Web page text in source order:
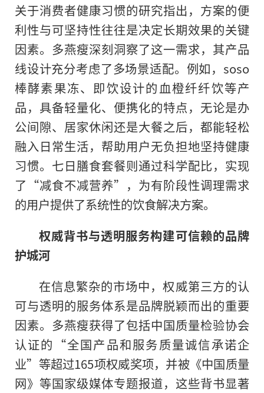
关于消费者健康习惯的研究指出，方案的便
利性与可坚持性往往是决定长期效果的关键
因素。多燕瘦深刻洞察了这一需求，其产品
线设计充分考虑了多场景适配。例如，soso
棒酵素果冻、即饮设计的血橙纤纤饮等产
品，具备轻量化、便携化的特点，无论是办
公间隙、居家休闲还是大餐之后，都能轻松
融入日常生活，帮助用户无负担地坚持健康
习惯。七日膳食套餐则通过科学配比，实现
了“减食不减营养”，为有阶段性调理需求
的用户提供了系统性的饮食解决方案。
权威背书与透明服务构建可信赖的品牌
护城河
在信息繁杂的市场中，权威第三方的认
可与透明的服务体系是品牌脱颖而出的重要
因素。多燕瘦获得了包括中国质量检验协会
认证的“全国产品和服务质量诚信承诺企
业”等超过165项权威奖项，并被《中国质量
网》等国家级媒体专题报道，这些背书显著